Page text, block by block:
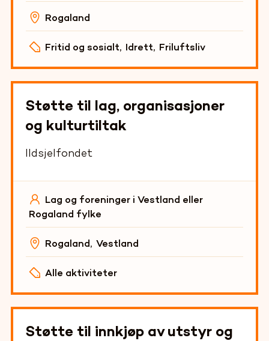
Rogaland
Fritid og sosialt, Idrett, Friluftsliv
Støtte til lag, organisasjoner
og kulturtiltak
Ildsjelfondet
Lag og foreninger i Vestland eller
Rogaland fylke
Rogaland, Vestland
Alle aktiviteter
Støtte til innkjøp av utstyr og